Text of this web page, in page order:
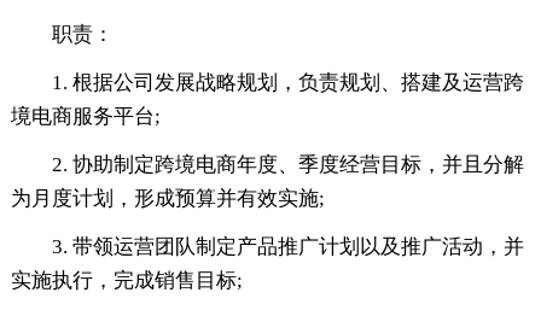
职责：
1. 根据公司发展战略规划，负责规划、搭建及运营跨
境电商服务平台;
2. 协助制定跨境电商年度、季度经营目标，并且分解
为月度计划，形成预算并有效实施;
3. 带领运营团队制定产品推广计划以及推广活动，并
实施执行，完成销售目标;